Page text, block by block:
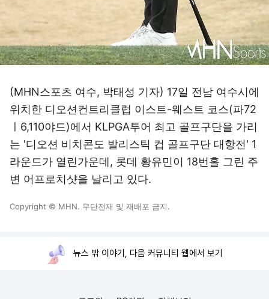
(MHN스포츠 여수, 박태성 기자) 17일 전남 여수시에
위치한 디오션컨트리클럽 이스트-웨스트 코스(파72
ㅣ6,110야드)에서 KLPGA투어 최고 골프구단을 가리
는 '디오션 비치콘도 발리스틱 컵 골프구단 대항전' 1
라운드가 열린가운데, 롯데 황유민이 18번홀 그린 주
변 어프로치샷을 날리고 있다.
Copyright © MHN. 무단전재 및 재배포 금지.
뉴스 밖 이야기, 다음 커뮤니티 웹에서 보기